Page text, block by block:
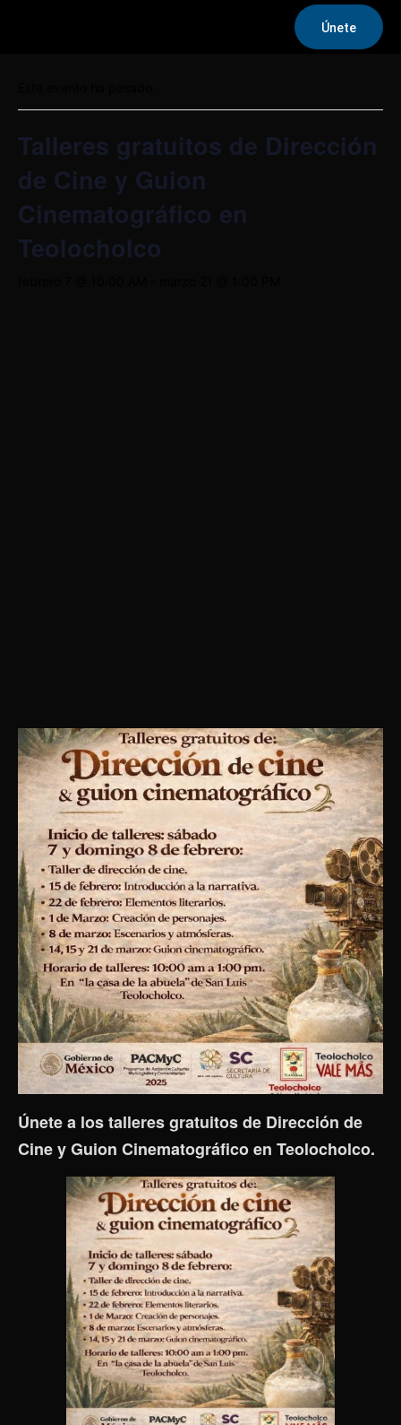
Únete
Talleres gratuitos de Dirección
de Cine y Guion
Cinematográfico en
Teolocholco
Únete a los talleres gratuitos de Dirección de
Cine y Guion Cinematográfico en Teolocholco.